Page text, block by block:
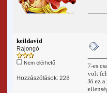
keildavid
Rajongó
Nem elérhető
Hozzászólások: 228
7-es
volt
Jó ez